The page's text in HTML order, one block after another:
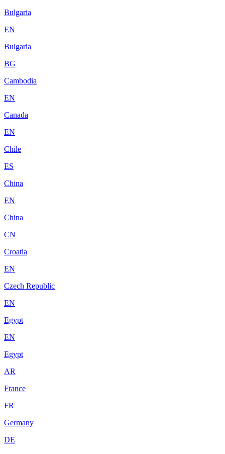
Bulgaria
EN
Bulgaria
BG
Cambodia
EN
Canada
EN
Chile
ES
China
EN
China
CN
Croatia
EN
Czech Republic
EN
Egypt
EN
Egypt
AR
France
FR
Germany
DE